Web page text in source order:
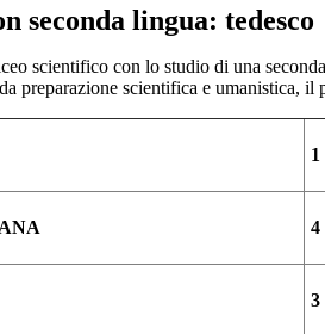
seconda lingua: tedesco
scientifico con lo studio di una
preparazione scientifica e umanistica,
1
4
3